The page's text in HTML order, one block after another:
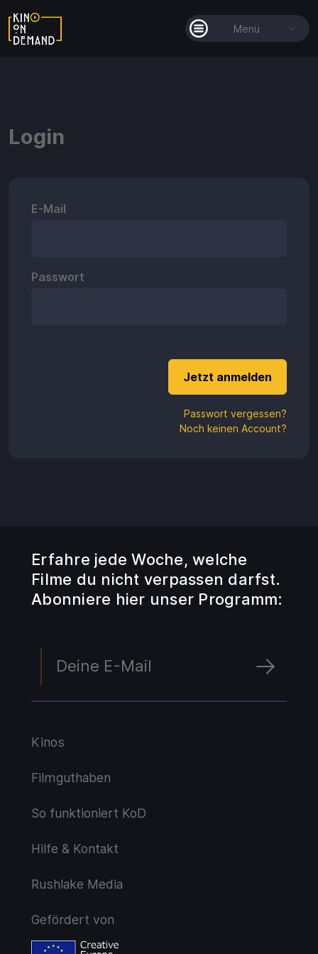
Menü
Einlösen
Login
E-Mail
Passwort
Passwort vergessen?
Noch keinen Account?
Erfahre jede Woche, welche
Filme du nicht verpassen darfst.
Abonniere hier unser Programm:
Kinos
Filmguthaben
So funktioniert KoD
Hilfe & Kontakt
Rushlake Media
Gefördert von